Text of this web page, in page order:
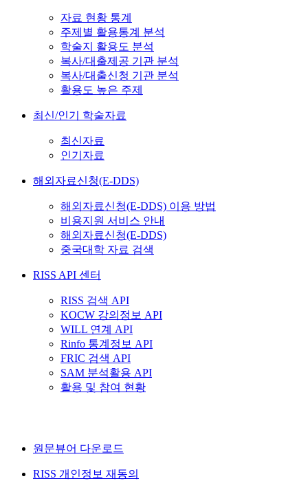
자료 현황 통계
주제별 활용통계 분석
학술지 활용도 분석
복사/대출제공 기관 분석
복사/대출신청 기관 분석
활용도 높은 주제
최신/인기 학술자료
최신자료
인기자료
해외자료신청(E-DDS)
해외자료신청(E-DDS) 이용 방법
비용지원 서비스 안내
해외자료신청(E-DDS)
중국대학 자료 검색
RISS API 센터
RISS 검색 API
KOCW 강의정보 API
WILL 연계 API
Rinfo 통계정보 API
FRIC 검색 API
SAM 분석활용 API
활용 및 참여 현황
원문뷰어 다운로드
RISS 개인정보 재동의